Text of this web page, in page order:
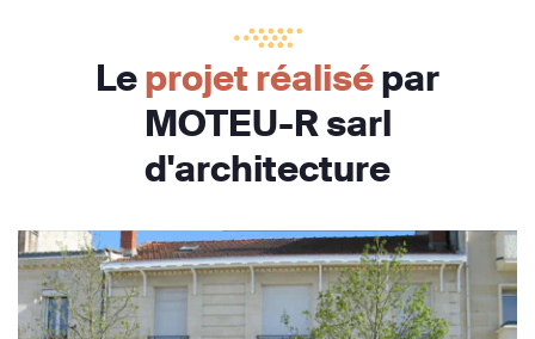
Leprojet réalisépar
MOTEU-R sarl
d'architecture